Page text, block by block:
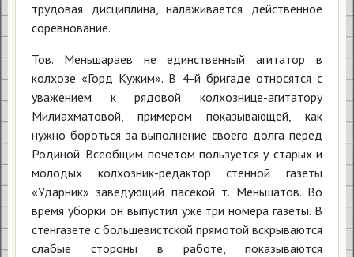
трудовая дисциплина, налаживается действенное
соревнование.
Тов. Меньшараев не единственный агитатор в
колхозе «Горд Кужим». В 4-й бригаде относятся с
уважением к рядовой колхознице-агитатору
Милиахматовой, примером показывающей, как
нужно бороться за выполнение своего долга перед
Родиной. Всеобщим почетом пользуется у старых и
молодых колхозник-редактор стенной газеты
«Ударник» заведующий пасекой т. Меньшатов. Во
время уборки он выпустил уже три номера газеты. В
стенгазете с большевистской прямотой вскрываются
слабые стороны в работе, показываются